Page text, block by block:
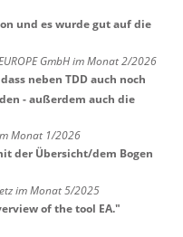
und es wurde gut auf die
GmbH im Monat 2/2026
neben TDD auch noch
- außerdem auch die
Monat 1/2026
der Übersicht/dem Bogen
im Monat 5/2025
of the tool EA."